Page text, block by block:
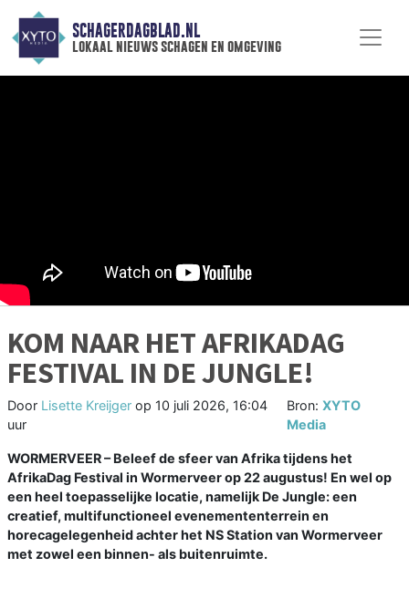
SCHAGERDAGBLAD.NL
lokaal nieuws schagen en omgeving
KOM NAAR HET AFRIKADAG
FESTIVAL IN DE JUNGLE!
Door Lisette Kreijger op 10 juli 2026, 16:04
uur
Bron:XYTO
Media
WORMERVEER – Beleef de sfeer van Afrika tijdens het
AfrikaDag Festival in Wormerveer op 22 augustus! En wel op
een heel toepasselijke locatie, namelijk De Jungle: een
creatief, multifunctioneel evenemententerrein en
horecagelegenheid achter het NS Station van Wormerveer
met zowel een binnen- als buitenruimte.